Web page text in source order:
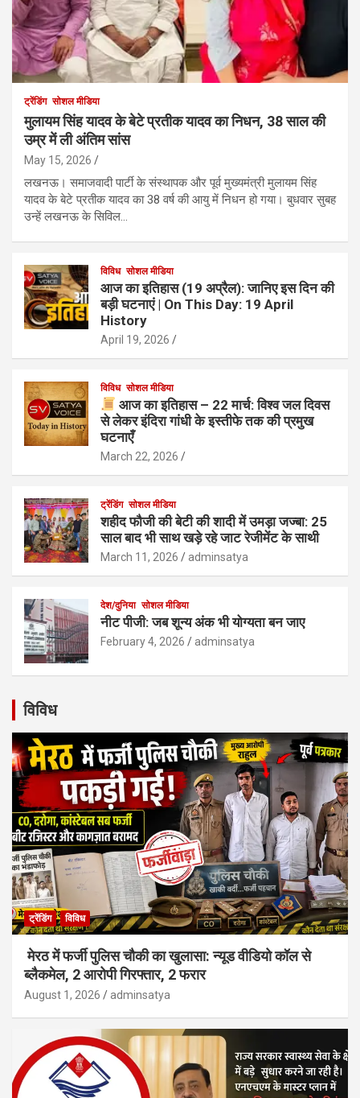
ट्रेंडिंग सोशल मीडिया
मुलायम सिंह यादव के बेटे प्रतीक यादव का निधन, 38 साल की
उम्र में ली अंतिम सांस
May 15, 2026
लखनऊ। समाजवादी पार्टी के संस्थापक और पूर्व मुख्यमंत्री मुलायम सिंह
यादव के बेटे प्रतीक यादव का 38 वर्ष की आयु में निधन हो गया। बुधवार सुबह
उन्हें लखनऊ के सिविल…
विविध सोशल मीडिया
आज का इतिहास (19 अप्रैल): जानिए इस दिन की
बड़ी घटनाएं | On This Day: 19 April
History
April 19, 2026
विविध सोशल मीडिया
आज का इतिहास – 22 मार्च: विश्व जल दिवस
से लेकर इंदिरा गांधी के इस्तीफे तक की प्रमुख
घटनाएँ
March 22, 2026
ट्रेंडिंग सोशल मीडिया
शहीद फौजी की बेटी की शादी में उमड़ा जज्बा: 25
साल बाद भी साथ खड़े रहे जाट रेजीमेंट के साथी
March 11, 2026 adminsatya
देश/दुनिया सोशल मीडिया
नीट पीजी: जब शून्य अंक भी योग्यता बन जाए
February 4, 2026 adminsatya
विविध
ट्रेंडिंग विविध
मेरठ में फर्जी पुलिस चौकी का खुलासा: न्यूड वीडियो कॉल से
ब्लैकमेल, 2 आरोपी गिरफ्तार, 2 फरार
August 1, 2026 adminsatya